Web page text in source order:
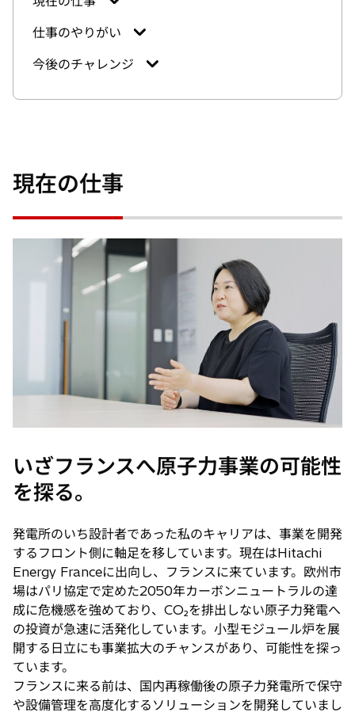
仕事のやりがい
今後のチャレンジ
現在の仕事
いざフランスへ原子力事業の可能性
を探る。
発電所のいち設計者であった私のキャリアは、事業を開発
するフロント側に軸足を移しています。現在はHitachi
Energy Franceに出向し、フランスに来ています。欧州市
場はパリ協定で定めた2050年カーボンニュートラルの達
成に危機感を強めており、CO₂を排出しない原子力発電へ
の投資が急速に活発化しています。小型モジュール炉を展
開する日立にも事業拡大のチャンスがあり、可能性を探っ
ています。
フランスに来る前は、国内再稼働後の原子力発電所で保守
や設備管理を高度化するソリューションを開発していまし